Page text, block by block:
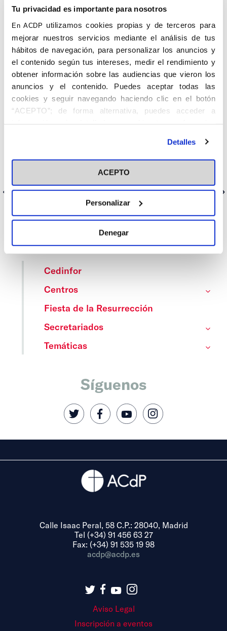
Tu privacidad es importante para nosotros
En ACDP utilizamos cookies propias y de terceros para
mejorar nuestros servicios mediante el análisis de tus
hábitos de navegación, para personalizar los anuncios y
el contenido según tus intereses, medir el rendimiento y
obtener información sobre las audiencias que vieron los
anuncios y el contenido. Puedes aceptar todas las
cookies y seguir navegando haciendo clic en el botón
“ACEPTO”; de forma alternativa, puedes acceder a
información más detallada y cambiar tus preferencias
en el botón "Personalizar". Para más información puedes
visitar nuestra Política de Cookies
Detalles
ACEPTO
Personalizar
Denegar
En esta ocasión hablamos con el profesor Alejandro Rodríguez
publicado por CEU Ediciones. El catedrático de Historia
Medieval en la Universidad CEU San Pablo nos habla en‘El Efecto
Avestruz’sobre empatía, crueldad y qué pasa cuando
banalizamos la compasión.
Anterior Siguiente
Categorías
Cedinfor
Centros
Fiesta de la Resurrección
Secretariados
Temáticas
Síguenos
Calle Isaac Peral, 58 C.P.: 28040, Madrid
Tel (+34) 91 456 63 27
Fax: (+34) 91 535 19 98
acdp@acdp.es
Aviso Legal
Inscripción a eventos